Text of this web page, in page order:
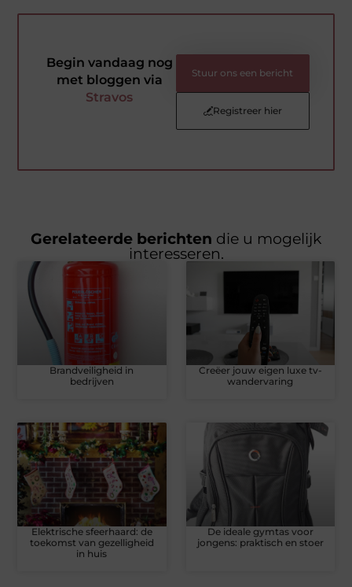
Begin vandaag nog
met bloggen via
Stravos
Stuur ons een bericht
Registreer hier
Gerelateerde berichten die u mogelijk
interesseren.
Brandveiligheid in
bedrijven
Creëer jouw eigen luxe tv-
wandervaring
Elektrische sfeerhaard: de
toekomst van gezelligheid
in huis
De ideale gymtas voor
jongens: praktisch en stoer